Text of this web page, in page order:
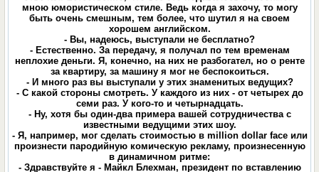
мною юмористическом стиле. Ведь когда я захочу, то могу
быть очень смешным, тем более, что шутил я на своем
хорошем английском.
- Вы, надеюсь, выступали не бесплатно?
- Естественно. За передачу, я получал по тем временам
неплохие деньги. Я, конечно, на них не разбогател, но о ренте
за квартиру, за машину я мог не беспокоиться.
- И много раз вы выступали у этих знаменитых ведущих?
- С какой стороны смотреть. У каждого из них - от четырех до
семи раз. У кого-то и четырнадцать.
- Ну, хотя бы один-два примера вашей сотрудничества с
известными ведущими этих шоу.
- Я, например, мог сделать стоимостью в million dollar face или
произнести пародийную комическую рекламу, произнесенную
в динамичном ритме:
- Здравствуйте я - Майкл Блехман, президент по вставлению